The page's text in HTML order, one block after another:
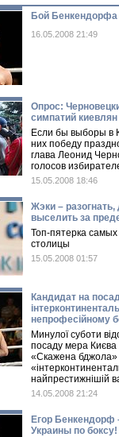
Бой Бенкендорфа
16.05.2008 21:49
Опрос:
симпатий киевлян
Если бы выборы в
них победу
глава Леонид
голосов
15.05.2008 18:46
Жэки – разогнать,
выселить за
Топ-пятерка
столицы
15.05.2008 01:57
Кандидат на
непрофесійному
Минулої суботи
посаду мера
«Скажена бджола»
найпрестижнішій
14.05.2008 21:24
Егор Бенкендорф
Украины по боксу!